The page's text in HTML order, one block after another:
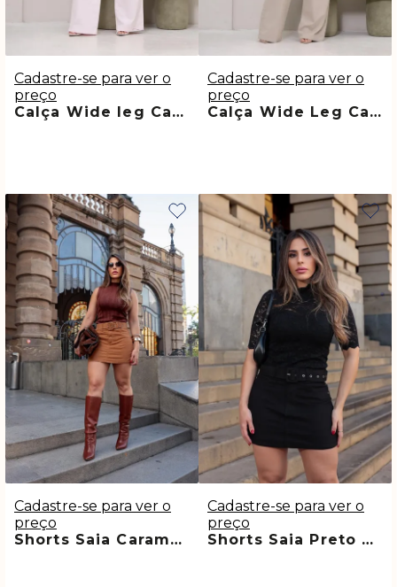
Calça Wide leg Cargo Rosa Marjory
Cadastre-se para ver o
preço
Calça Wide Leg Cargo Bege Frohlick
Cadastre-se para ver o
preço
Shorts Saia Caramelo Com Cinto Forrado Julie
Cadastre-se para ver o
preço
Shorts Saia Preto Com Cinto Forrado Marcele
Cadastre-se para ver o
preço